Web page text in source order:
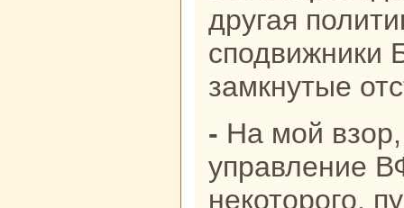
другая
сподвижники
замкнутые
- На мой взор, сегодняшнее
управление
некоторого,